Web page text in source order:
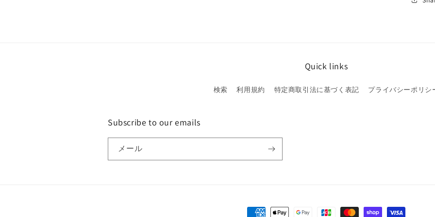
Quick links
検索 利用規約 特定商取引法に基づく表記 プライバシーポリシ
Subscribe to our emails
メール